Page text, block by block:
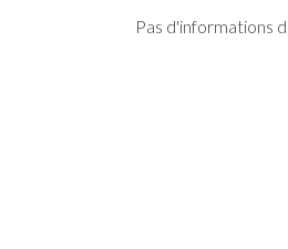
Pas d'informations